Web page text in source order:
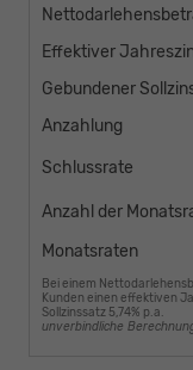
Effektiver
Gebundener
Anzahlung
Schlussrate
Anzahl der
Monatsraten
Bei einem
Kunden einen effektiven
Sollzinssatz 5,74% p.a.
unverbindliche